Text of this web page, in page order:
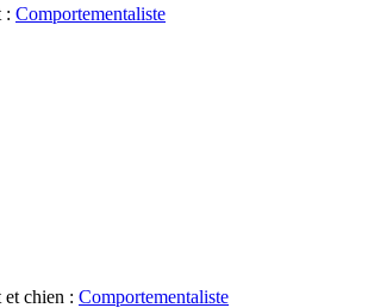
: Comportementaliste
et chien : Comportementaliste